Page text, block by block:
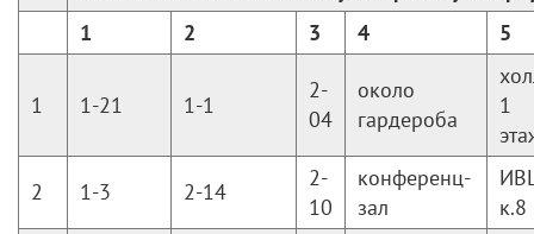
1
2 3 4 5
1 1-21 1-1
2-
04
около
гардероба
1
2 1-3 2-14
2-
10
конференц-
зал
к.8